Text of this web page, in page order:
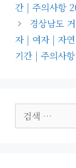
간 | 주의사항
경상남도
자 | 여자 | 자
기간 | 주의사
색: